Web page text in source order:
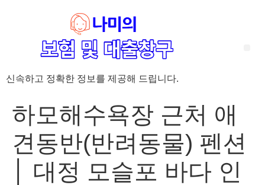
신속하고 정확한 정보를 제공해 드립니다.
하모해수욕장 근처 애
견동반(반려동물) 펜션
│ 대정 모슬포 바다 인